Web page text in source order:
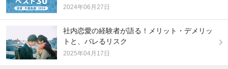
2024年06月27日
社内恋愛の経験者が語る！メリット・デメリッ
トと、バレるリスク
2025年04月17日